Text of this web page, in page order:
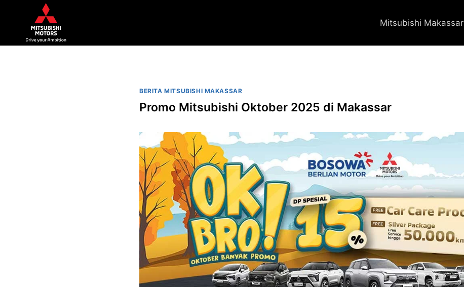
Mitsubishi Makassar
BERITA MITSUBISHI MAKASSAR
Promo Mitsubishi Oktober 2025 di Makassar